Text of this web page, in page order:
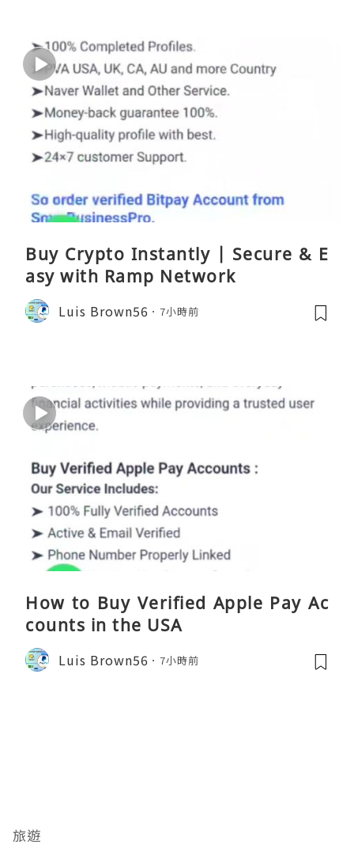
Buy Crypto Instantly | Secure & E
asy with Ramp Network
Luis Brown56 7小時前
How to Buy Verified Apple Pay Ac
counts in the USA
Luis Brown56 7小時前
旅遊